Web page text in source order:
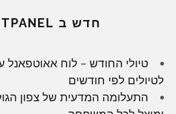
חדש ב OUTPANEL
טיולי החודש – לוח
לטיולים לפי חודשים
התעלומה המדעית של צפון